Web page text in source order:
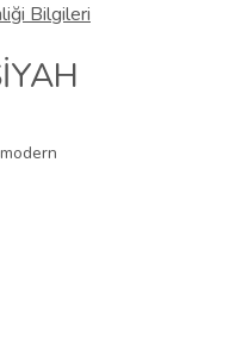
Bilgileri